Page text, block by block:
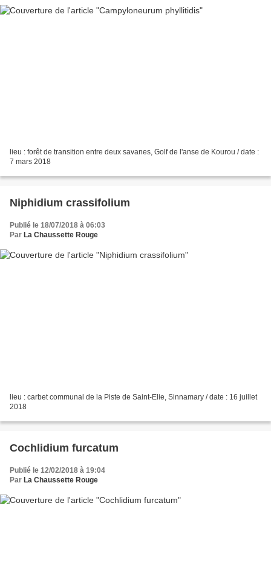
lieu : forêt de transition entre deux savanes, Golf de l'anse de Kourou / date :
7 mars 2018
Niphidium crassifolium
Publié le 18/07/2018 à 06:03
Par La Chaussette Rouge
lieu : carbet communal de la Piste de Saint-Elie, Sinnamary / date : 16 juillet
2018
Cochlidium furcatum
Publié le 12/02/2018 à 19:04
Par La Chaussette Rouge